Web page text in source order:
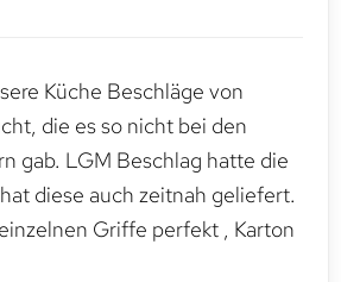
Küche Beschläge von
die es so nicht bei den
gab. LGM Beschlag hatte die
diese auch zeitnah geliefert.
Griffe perfekt , Karton